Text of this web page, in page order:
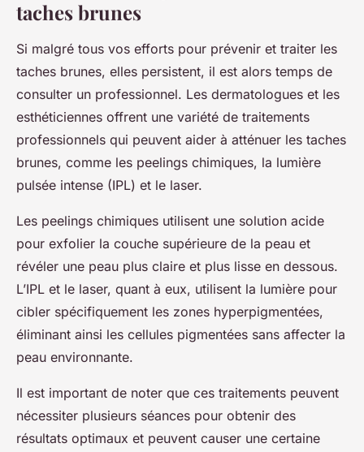
taches brunes
Si malgré tous vos efforts pour prévenir et traiter les
taches brunes, elles persistent, il est alors temps de
consulter un professionnel. Les dermatologues et les
esthéticiennes offrent une variété de traitements
professionnels qui peuvent aider à atténuer les taches
brunes, comme les peelings chimiques, la lumière
pulsée intense (IPL) et le laser.
Les peelings chimiques utilisent une solution acide
pour exfolier la couche supérieure de la peau et
révéler une peau plus claire et plus lisse en dessous.
L’IPL et le laser, quant à eux, utilisent la lumière pour
cibler spécifiquement les zones hyperpigmentées,
éliminant ainsi les cellules pigmentées sans affecter la
peau environnante.
Il est important de noter que ces traitements peuvent
nécessiter plusieurs séances pour obtenir des
résultats optimaux et peuvent causer une certaine